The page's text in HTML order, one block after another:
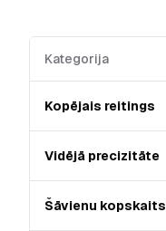
Kategorija
Kopējais reitings
Vidējā precizitāte
Šāvienu kopskaits